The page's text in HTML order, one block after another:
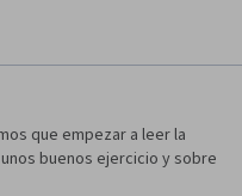
que empezar a leer la
buenos ejercicio y sobre